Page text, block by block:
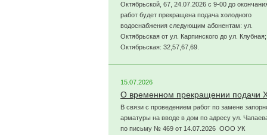
Октябрьской, 67, 24.07.2026 с 9-00 до
работ будет прекращена подача холодного
водоснабжения следующим абонентам: ул.
Октябрьская от ул. Карпинского до ул. Клубная;
Октябрьская: 32,57,67,69.
15.07.2026
О временном прекращении подачи
В связи с проведением работ по замене
арматуры на вводе в дом по адресу ул.
по письму № 469 от 14.07.2026 ООО УК